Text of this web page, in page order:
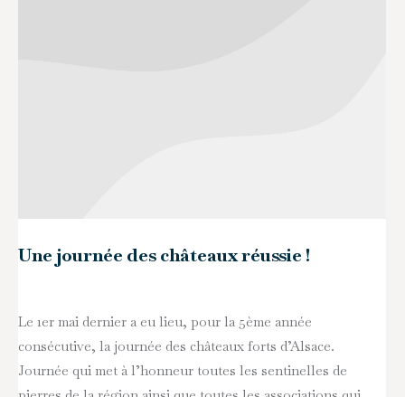
Une journée des châteaux réussie !
Le 1er mai dernier a eu lieu, pour la 5ème année
consécutive, la journée des châteaux forts d’Alsace.
Journée qui met à l’honneur toutes les sentinelles de